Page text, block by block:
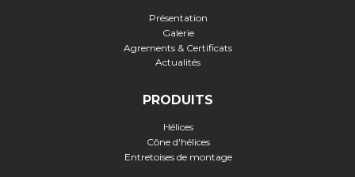
Présentation
Galerie
Agrements & Certificats
Actualités
PRODUITS
Hélices
Cône d'hélices
Entretoises de montage